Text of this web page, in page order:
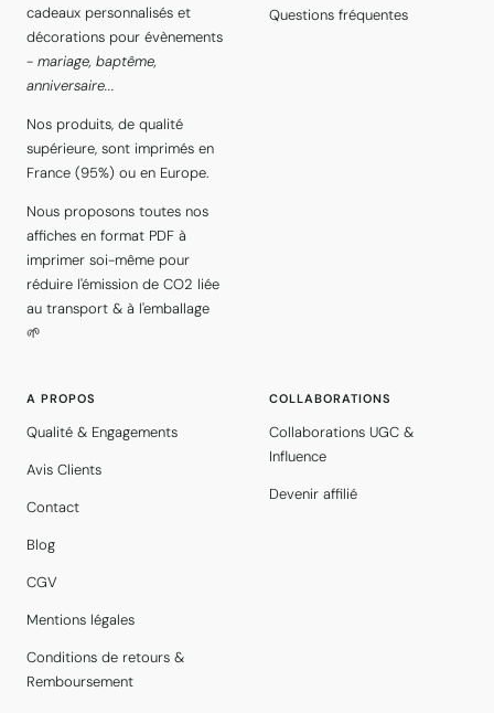
cadeaux personnalisés et
décorations pour évènements
- mariage, baptême,
anniversaire...
Nos produits, de qualité
supérieure, sont imprimés en
France (95%) ou en Europe.
Nous proposons toutes nos
affiches en format PDF à
imprimer soi-même pour
réduire l'émission de CO2 liée
au transport & à l'emballage
🌱
Questions fréquentes
A PROPOS
Qualité & Engagements
Avis Clients
Contact
Blog
CGV
Mentions légales
Conditions de retours &
Remboursement
COLLABORATIONS
Collaborations UGC &
Influence
Devenir affilié